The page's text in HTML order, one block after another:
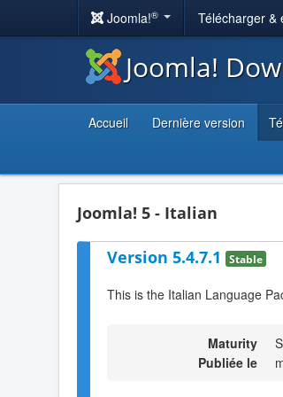
Joomla!® Télécharger &
Joomla!
Accueil Dernière version
Joomla! 5 - Italian
Version 5.4.7.1 Stable
This is the Italian Language
Maturity
Publiée le